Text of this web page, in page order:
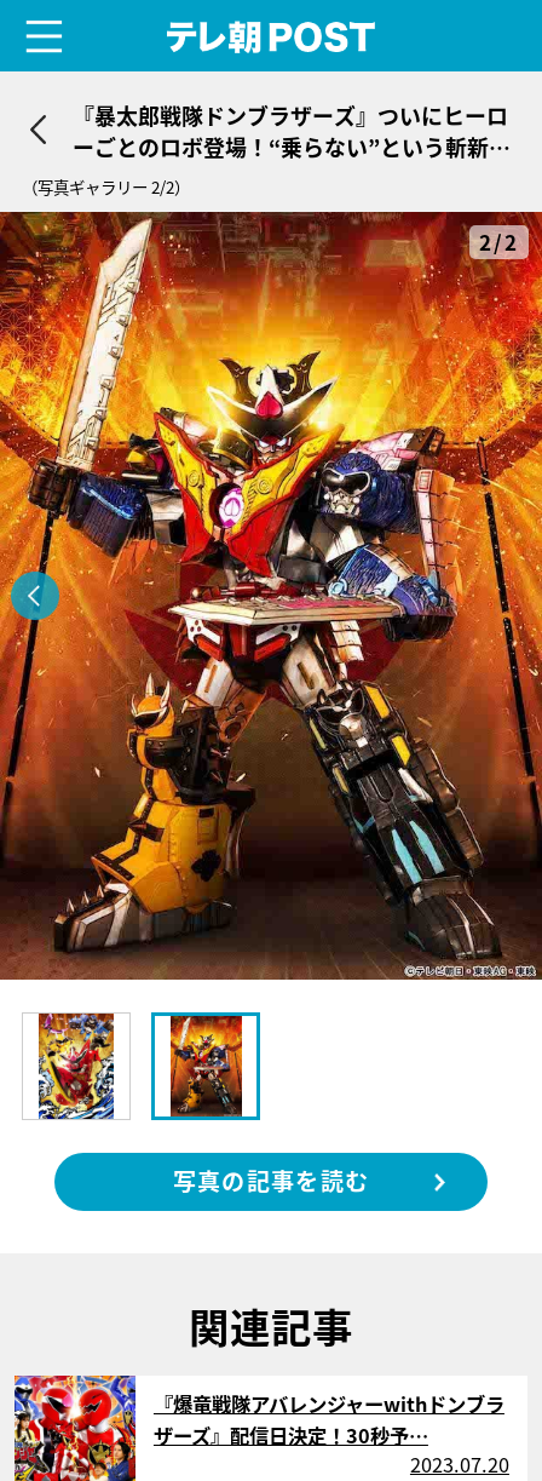
『暴太郎戦隊ドンブラザーズ』ついにヒーロ
ーごとのロボ登場！“乗らない”という斬新な
コンセプト
（写真ギャラリー 2/2）
2/2
写真の記事を読む
関連記事
サムネイル
『爆竜戦隊アバレンジャーwithドンブラ
ザーズ』配信日決定！30秒予…
2023.07.20